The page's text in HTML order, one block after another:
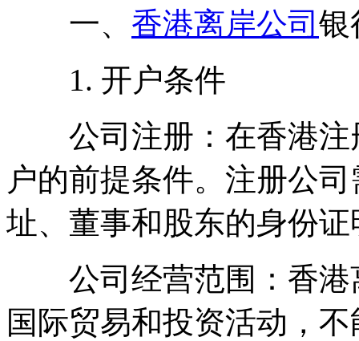
一、 香港离岸公司 银
1. 开户条件
公司注册：在香港注
户的前提条件。注册公
址、董事和股东的身份
公司经营范围：香港
国际贸易和投资活动，